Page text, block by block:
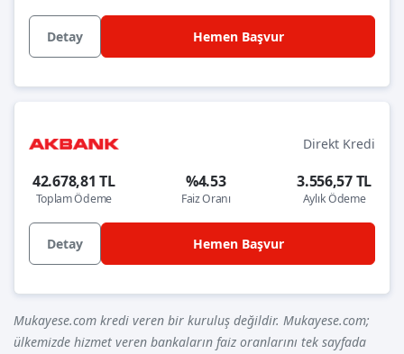
Detay Hemen Başvur
Direkt Kredi
42.678,81 TL
Toplam Ödeme
%4.53
Faiz Oranı
3.556,57 TL
Aylık Ödeme
Detay Hemen Başvur
Mukayese.com kredi veren bir kuruluş değildir. Mukayese.com;
ülkemizde hizmet veren bankaların faiz oranlarını tek sayfada